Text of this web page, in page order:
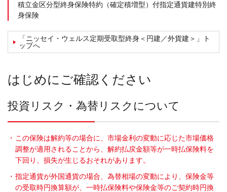
積立金区分型終身保険特約（確定積増型）付指定通貨建特別終
身保険
「ニッセイ・ウェルス定期受取型終身＜円建／外貨建＞」ト
ップへ
はじめにご確認ください
投資リスク・為替リスクについて
・ この保険は解約等の場合に、市場金利の変動に応じた市場価格
調整が適用されることから、解約払戻金額等が一時払保険料を
下回り、損失が生じるおそれがあります。
・ 指定通貨が外国通貨の場合、為替相場の変動により、保険金等
の受取時円換算額が、一時払保険料や保険金等のご契約時円換